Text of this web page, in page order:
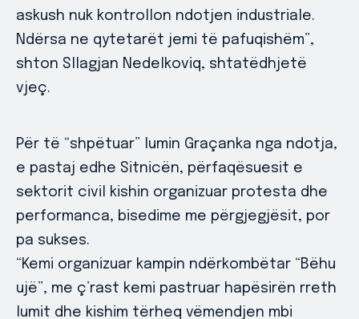
askush nuk kontrollon ndotjen industriale.
Ndërsa ne qytetarët jemi të pafuqishëm”,
shton Sllagjan Nedelkoviq, shtatëdhjetë
vjeç.
Për të “shpëtuar” lumin Graçanka nga ndotja,
e pastaj edhe Sitnicën, përfaqësuesit e
sektorit civil kishin organizuar protesta dhe
performanca, bisedime me përgjegjësit, por
pa sukses.
“Kemi organizuar kampin ndërkombëtar “Bëhu
ujë”, me ç’rast kemi pastruar hapësirën rreth
lumit dhe kishim tërheq vëmendjen mbi